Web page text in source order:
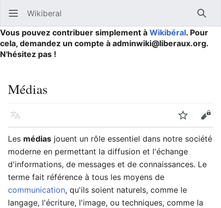
Ouvrir le menu principal Wikiberal
Vous pouvez contribuer simplement à Wikibéral. Pour
cela, demandez un compte à adminwiki@liberaux.org.
N'hésitez pas !
Médias
Langue Suivre
Les médias jouent un rôle essentiel dans notre société
moderne en permettant la diffusion et l'échange
d'informations, de messages et de connaissances. Le
terme fait référence à tous les moyens de
communication, qu'ils soient naturels, comme le
langage, l'écriture, l'image, ou techniques, comme la